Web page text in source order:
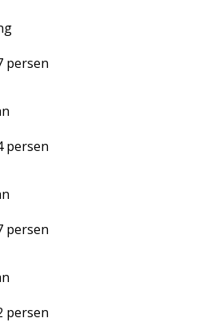
persen
persen
persen
persen